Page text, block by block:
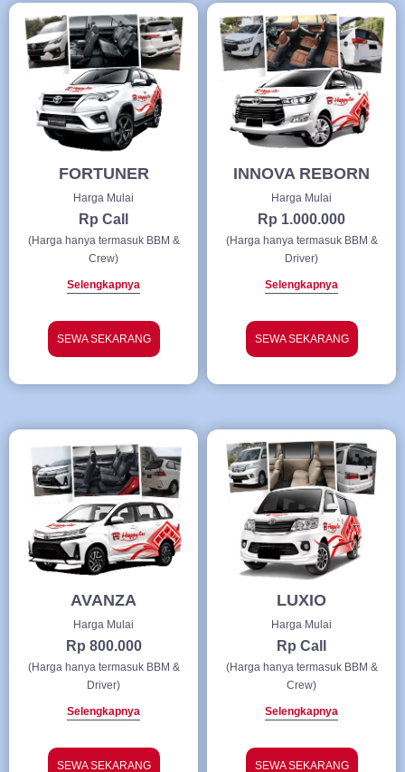
FORTUNER
Harga Mulai
Rp Call
(Harga hanya termasuk BBM &
Crew)
Selengkapnya
SEWA SEKARANG
INNOVA REBORN
Harga Mulai
Rp 1.000.000
(Harga hanya termasuk BBM &
Driver)
Selengkapnya
SEWA SEKARANG
AVANZA
Harga Mulai
Rp 800.000
(Harga hanya termasuk BBM &
Driver)
Selengkapnya
SEWA SEKARANG
LUXIO
Harga Mulai
Rp Call
(Harga hanya termasuk BBM &
Crew)
Selengkapnya
SEWA SEKARANG